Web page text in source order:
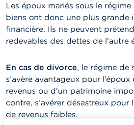
Les époux mariés sous le
biens ont donc une plus grande
financière. Ils ne peuvent
redevables des dettes de l’autre
En cas de divorce, le régime de
s’avère avantageux pour
revenus ou d’un patrimoine
contre, s’avérer désastreux pour
de revenus faibles.